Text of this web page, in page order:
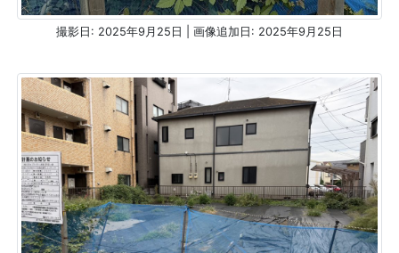
撮影日: 2025年9月25日 | 画像追加日: 2025年9月25日